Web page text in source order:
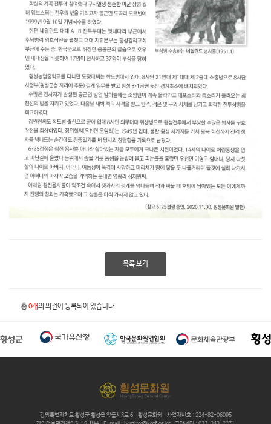
목록 보기
총0개의 의견이 등록되어 있습니다.
강원특별자치도 횡성군 횡성읍 앞들서3로 6 횡성문화원
사업자번호 : 224-82-06095